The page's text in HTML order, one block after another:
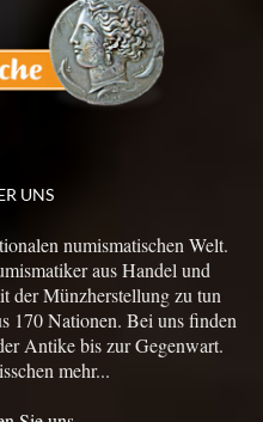
UNS
numismatischen Welt.
aus Handel und
der Münzherstellung zu tun
170 Nationen. Bei uns finden
Antike bis zur Gegenwart.
mehr...